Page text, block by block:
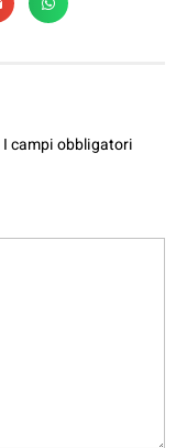
I campi obbligatori